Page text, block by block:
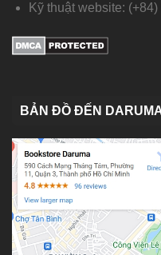
Kỹ thuật website:
BẢN ĐỒ ĐẾN